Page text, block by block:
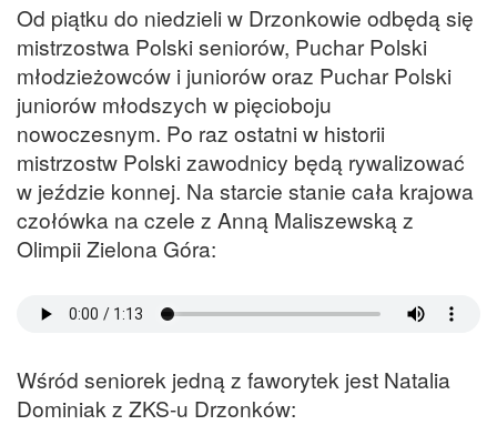
Od piątku do niedzieli w Drzonkowie odbędą się
mistrzostwa Polski seniorów, Puchar Polski
młodzieżowców i juniorów oraz Puchar Polski
juniorów młodszych w pięcioboju
nowoczesnym. Po raz ostatni w historii
mistrzostw Polski zawodnicy będą rywalizować
w jeździe konnej. Na starcie stanie cała krajowa
czołówka na czele z Anną Maliszewską z
Olimpii Zielona Góra:
Wśród seniorek jedną z faworytek jest Natalia
Dominiak z ZKS-u Drzonków: